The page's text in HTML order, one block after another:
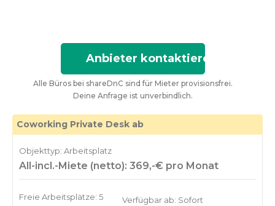
Anbieter kontaktieren
Alle Büros bei shareDnC sind für Mieter provisionsfrei.
Deine Anfrage ist unverbindlich.
Coworking Private Desk ab
Objekttyp: Arbeitsplatz
All-incl.-Miete (netto): 369,-€ pro Monat
Freie Arbeitsplätze: 5 Verfügbar ab: Sofort